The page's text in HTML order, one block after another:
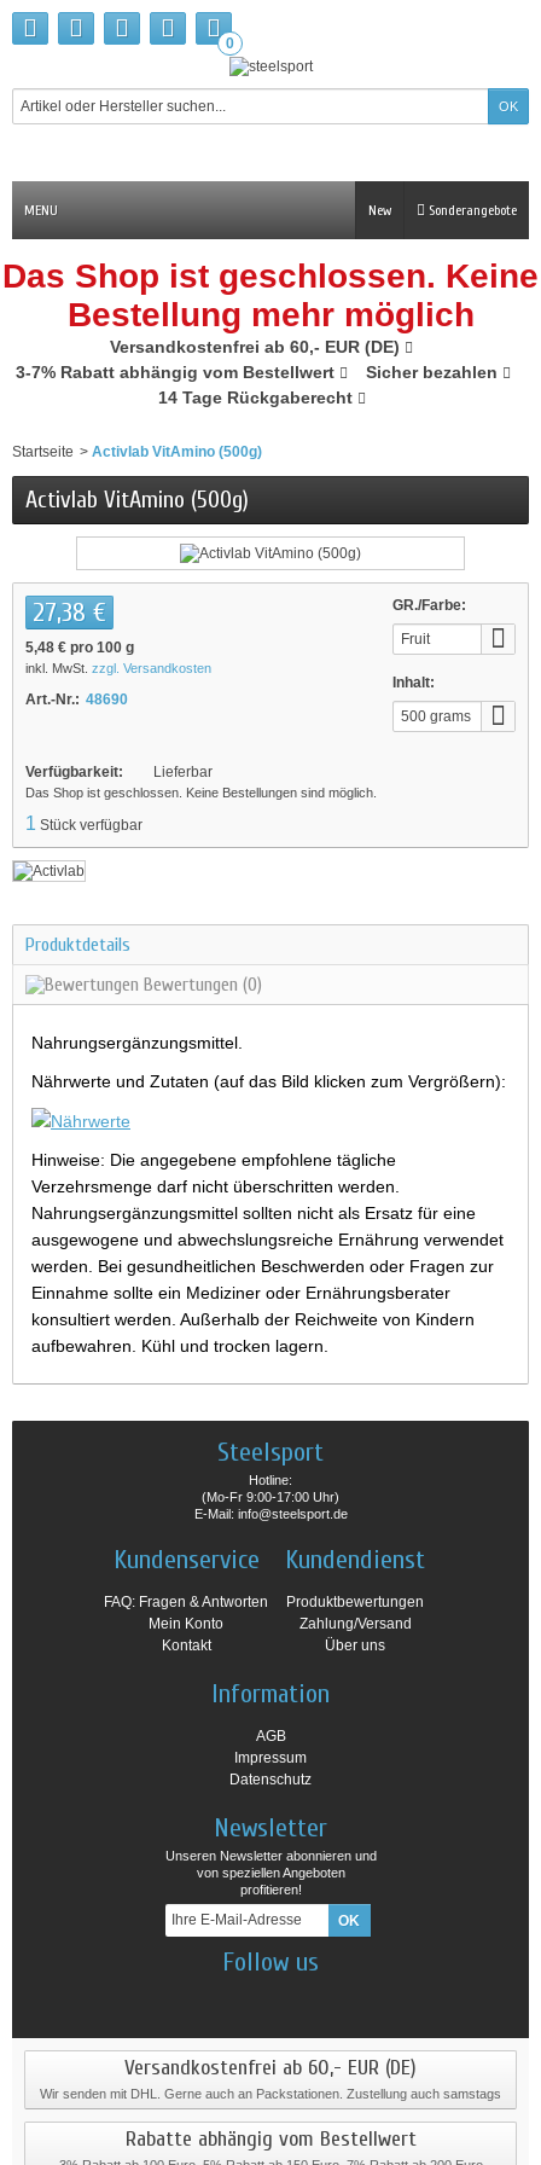
0
MENU Sonderangebote
New
Das Shop ist geschlossen. Keine
Bestellung mehr möglich
Versandkostenfrei ab 60,- EUR (DE)
3-7% Rabatt abhängig vom Bestellwert
Sicher bezahlen
14 Tage Rückgaberecht
Startseite > Activlab VitAmino (500g)
Activlab VitAmino (500g)
GR./Farbe:
Fruit
Inhalt:
500 grams
27,38 €
5,48 € pro 100 g
inkl. MwSt. zzgl. Versandkosten
Art.-Nr.: 48690
Verfügbarkeit: Lieferbar
Das Shop ist geschlossen. Keine Bestellungen sind möglich.
1 Stück verfügbar
Produktdetails
Bewertungen (0)
Nahrungsergänzungsmittel.
Nährwerte und Zutaten (auf das Bild klicken zum Vergrößern):
Hinweise: Die angegebene empfohlene tägliche
Verzehrsmenge darf nicht überschritten werden.
Nahrungsergänzungsmittel sollten nicht als Ersatz für eine
ausgewogene und abwechslungsreiche Ernährung verwendet
werden. Bei gesundheitlichen Beschwerden oder Fragen zur
Einnahme sollte ein Mediziner oder Ernährungsberater
konsultiert werden. Außerhalb der Reichweite von Kindern
aufbewahren. Kühl und trocken lagern.
Steelsport
Hotline:
(Mo-Fr 9:00-17:00 Uhr)
E-Mail: info@steelsport.de
Kundenservice
FAQ: Fragen & Antworten
Mein Konto
Kontakt
Kundendienst
Produktbewertungen
Zahlung/Versand
Über uns
Information
AGB
Impressum
Datenschutz
Newsletter
Unseren Newsletter abonnieren und
von speziellen Angeboten
profitieren!
Follow us
Versandkostenfrei ab 60,- EUR (DE)
Wir senden mit DHL. Gerne auch an Packstationen. Zustellung auch samstags
Rabatte abhängig vom Bestellwert